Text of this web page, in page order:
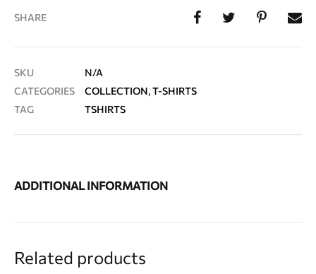
SHARE
SKU
N/A
CATEGORIES
COLLECTION,T-SHIRTS
TAG
TSHIRTS
ADDITIONAL INFORMATION
Related products